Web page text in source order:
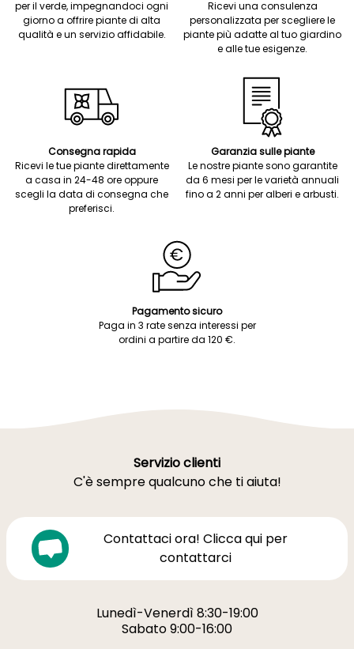
per il verde, impegnandoci ogni
giorno a offrire piante di alta
qualità e un servizio affidabile.
Ricevi una consulenza
personalizzata per scegliere le
piante più adatte al tuo giardino
e alle tue esigenze.
Consegna rapida
Ricevi le tue piante direttamente
a casa in 24-48 ore oppure
scegli la data di consegna che
preferisci.
Garanzia sulle piante
Le nostre piante sono garantite
da 6 mesi per le varietà annuali
fino a 2 anni per alberi e arbusti.
Pagamento sicuro
Paga in 3 rate senza interessi per
ordini a partire da 120 €.
Servizio clienti
C'è sempre qualcuno che ti aiuta!
Contattaci ora! Clicca qui per
contattarci
Lunedì-Venerdì 8:30-19:00
Sabato 9:00-16:00